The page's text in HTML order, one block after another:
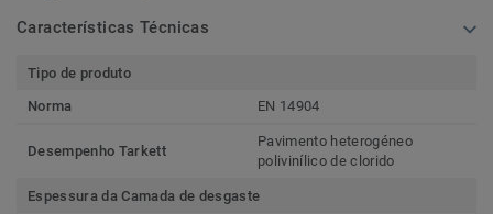
Características Técnicas
Tipo de produto
Norma
EN 14904
Desempenho Tarkett
Pavimento heterogéneo
polivinílico de clorido
Espessura da Camada de desgaste